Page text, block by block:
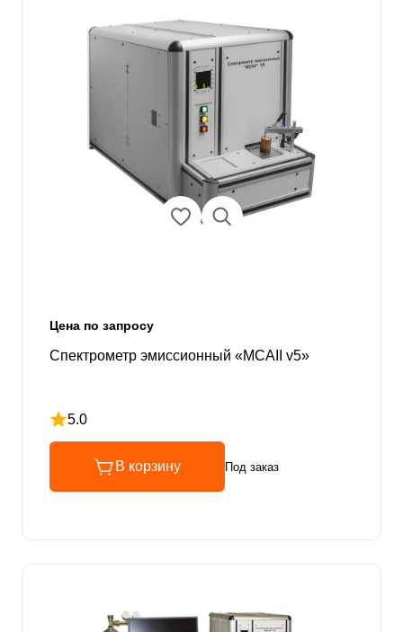
Цена по запросу
Спектрометр эмиссионный «МСАII v5»
5.0
Рейтинг 5 из 5
В корзину Под заказ